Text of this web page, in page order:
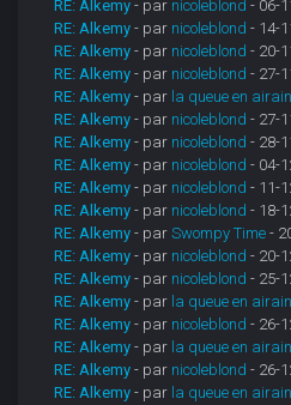
RE: Alkemy - par nicoleblond - 06-
RE: Alkemy - par nicoleblond - 14-
RE: Alkemy - par nicoleblond - 20-
RE: Alkemy - par nicoleblond - 27-
RE: Alkemy - par la queue en airain
RE: Alkemy - par nicoleblond - 27-
RE: Alkemy - par nicoleblond - 28-
RE: Alkemy - par nicoleblond - 04-
RE: Alkemy - par nicoleblond - 11-
RE: Alkemy - par nicoleblond - 18-
RE: Alkemy - parSwompy Time -
RE: Alkemy - par nicoleblond - 20-
RE: Alkemy - par nicoleblond - 25-
RE: Alkemy - par la queue en airain
RE: Alkemy - par nicoleblond - 26-
RE: Alkemy - par la queue en airain
RE: Alkemy - par nicoleblond - 26-
RE: Alkemy - par la queue en airain